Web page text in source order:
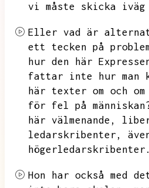
vi måste skicka iväg
Eller vad är
ett tecken på
hur den här
fattar inte hur man
här texter om och
för fel på
här välmenande,
ledarskribenter,
högerledarskribenter.
Hon har också med